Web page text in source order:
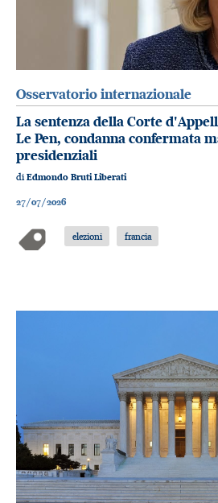
Osservatorio internazionale
La sentenza della Corte
Le Pen, condanna confermata
presidenziali
di Edmondo Bruti Liberati
27/07/2026
elezioni francia